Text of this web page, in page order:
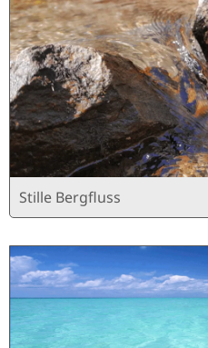
Stille Bergfluss